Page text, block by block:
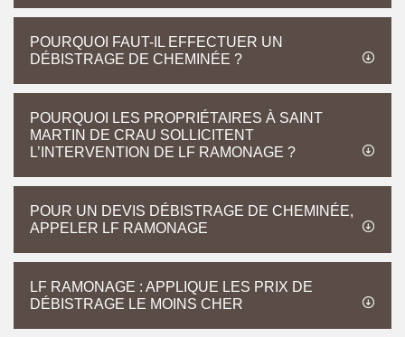
POURQUOI FAUT-IL EFFECTUER UN
DÉBISTRAGE DE CHEMINÉE ?
POURQUOI LES PROPRIÉTAIRES À SAINT
MARTIN DE CRAU SOLLICITENT
L’INTERVENTION DE LF RAMONAGE ?
POUR UN DEVIS DÉBISTRAGE DE CHEMINÉE,
APPELER LF RAMONAGE
LF RAMONAGE : APPLIQUE LES PRIX DE
DÉBISTRAGE LE MOINS CHER